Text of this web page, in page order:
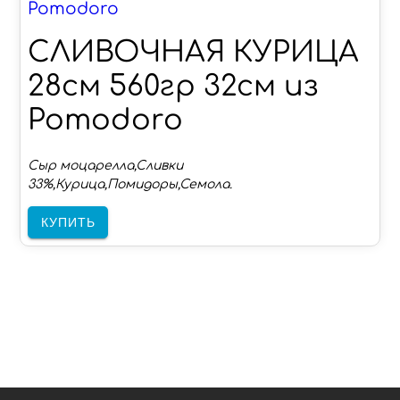
Pomodoro
СЛИВОЧНАЯ КУРИЦА
28см 560гр 32см из
Pomodoro
Сыр моцарелла,Сливки
33%,Курица,Помидоры,Семола.
КУПИТЬ